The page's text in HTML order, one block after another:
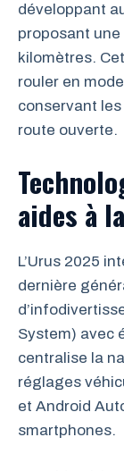
développant
proposant
kilomètres.
rouler en
conservant
route ouverte.
aides à
L’Urus 2025
dernière
System) avec
centralise la
réglages
et Android
smartphones.